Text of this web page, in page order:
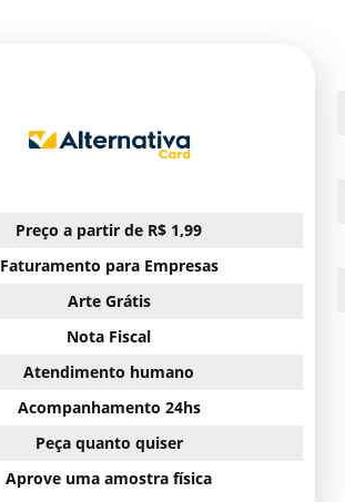
Preço a partir de R$ 1,99
Faturamento para Empresas
Arte Grátis
Nota Fiscal
Atendimento humano
Acompanhamento 24hs
Peça quanto quiser
Aprove uma amostra física